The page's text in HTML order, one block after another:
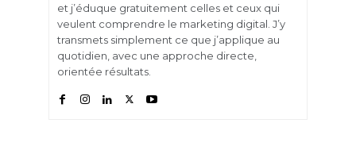
et j’éduque gratuitement celles et ceux qui
veulent comprendre le marketing digital. J’y
transmets simplement ce que j’applique au
quotidien, avec une approche directe,
orientée résultats.